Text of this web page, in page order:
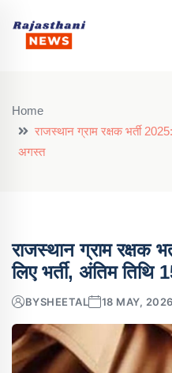
Home
राजस्थान ग्राम रक्षक भर्ती
अगस्त
राजस्थान ग्राम रक्षक
लिए भर्ती, अंतिम तिथि
BYSHEETAL 18 MAY, 2026